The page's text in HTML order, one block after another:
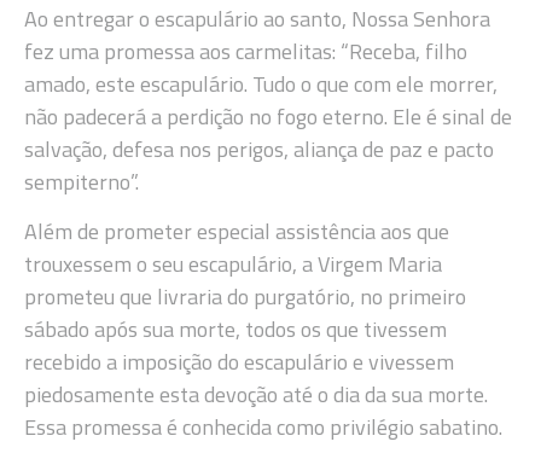
Ao entregar o escapulário ao santo, Nossa Senhora
fez uma promessa aos carmelitas: “Receba, filho
amado, este escapulário. Tudo o que com ele morrer,
não padecerá a perdição no fogo eterno. Ele é sinal de
salvação, defesa nos perigos, aliança de paz e pacto
sempiterno”.
Além de prometer especial assistência aos que
trouxessem o seu escapulário, a Virgem Maria
prometeu que livraria do purgatório, no primeiro
sábado após sua morte, todos os que tivessem
recebido a imposição do escapulário e vivessem
piedosamente esta devoção até o dia da sua morte.
Essa promessa é conhecida como privilégio sabatino.